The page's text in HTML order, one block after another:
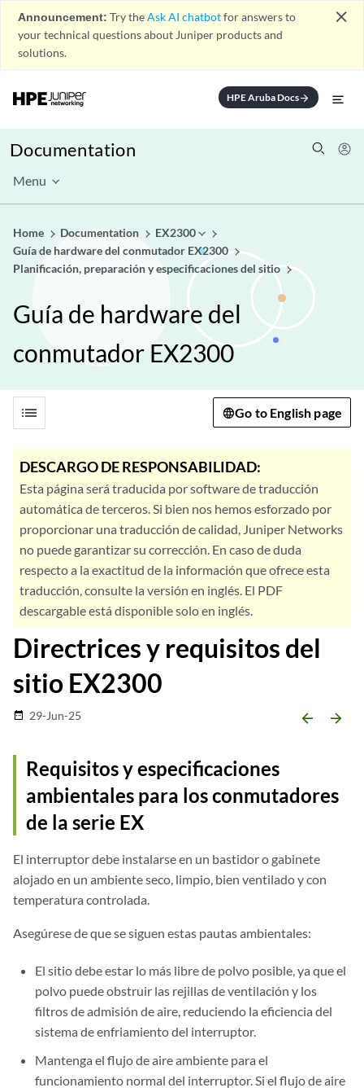
Announcement: Try theAsk AI chatbotfor answers to
your technical questions about Juniper products and
solutions.
close
HPE Aruba Docsarrow_forward
Documentation
Menu
Home Documentation
EX2300
Guía de hardware del conmutador EX2300
Planificación, preparación y especificaciones del sitio
Guía de hardware del
conmutador EX2300
list Go to English page
DESCARGO DE RESPONSABILIDAD:
Esta página será traducida por software de traducción
automática de terceros. Si bien nos hemos esforzado por
proporcionar una traducción de calidad, Juniper Networks
no puede garantizar su corrección. En caso de duda
respecto a la exactitud de la información que ofrece esta
traducción, consulte la versión en inglés. El PDF
descargable está disponible solo en inglés.
Directrices y requisitos del
sitio EX2300
date_range 29-Jun-25 arrow_backward arrow_forward
Requisitos y especificaciones
ambientales para los conmutadores
de la serie EX
El interruptor debe instalarse en un bastidor o gabinete
alojado en un ambiente seco, limpio, bien ventilado y con
temperatura controlada.
Asegúrese de que se siguen estas pautas ambientales:
El sitio debe estar lo más libre de polvo posible, ya que el
polvo puede obstruir las rejillas de ventilación y los
filtros de admisión de aire, reduciendo la eficiencia del
sistema de enfriamiento del interruptor.
Mantenga el flujo de aire ambiente para el
funcionamiento normal del interruptor. Si el flujo de aire